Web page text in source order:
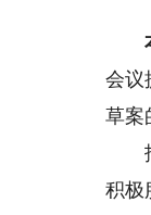
本
会议
草案
报
积极